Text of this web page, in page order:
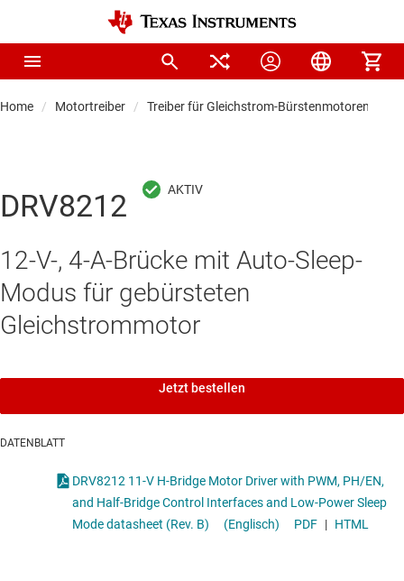
Home Motortreiber Treiber für Gleichstrom-Bürstenmotoren
DRV8212
12-V-, 4-A-Brücke mit Auto-Sleep-
Modus für gebürsteten
Gleichstrommotor
Jetzt bestellen
DATENBLATT
DRV8212 11-V H-Bridge Motor Driver with PWM, PH/EN,
and Half-Bridge Control Interfaces and Low-Power Sleep
Mode datasheet (Rev. B)
(Englisch) PDF | HTML